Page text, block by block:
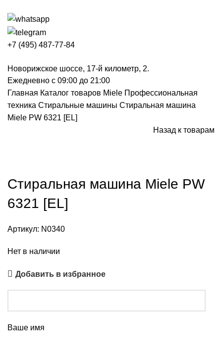
+7 (495) 487-77-84
Новорижское шоссе, 17-й километр, 2.
Ежедневно с 09:00 до 21:00
Главная Каталог товаров Miele Профессиональная
техника Стиральные машины Стиральная машина
Miele PW 6321 [EL]
Назад к товарам
Стиральная машина Miele PW
6321 [EL]
Артикул: N0340
Нет в наличии
Добавить в избранное
Ваше имя